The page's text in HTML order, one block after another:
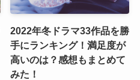
2022年冬ドラマ33作品を勝
手にランキング！満足度が
高いのは？感想もまとめて
みた！